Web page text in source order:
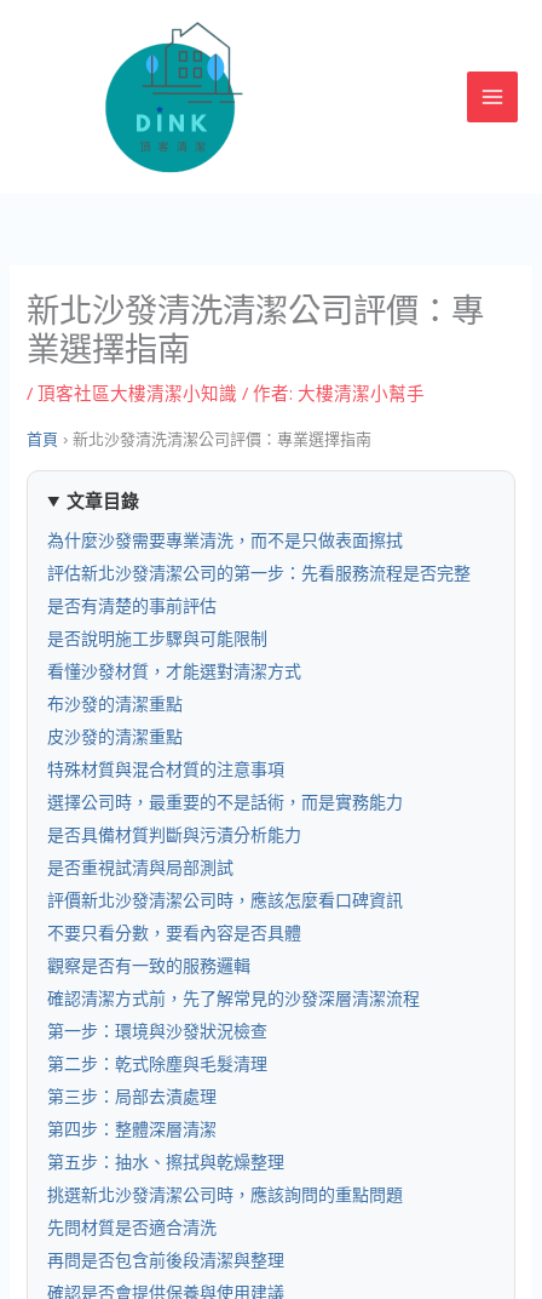
新北沙發清洗清潔公司評價：專
業選擇指南
/頂客社區大樓清潔小知識 / 作者: 大樓清潔小幫手
首頁 ›新北沙發清洗清潔公司評價：專業選擇指南
文章目錄
為什麼沙發需要專業清洗，而不是只做表面擦拭
評估新北沙發清潔公司的第一步：先看服務流程是否完整
是否有清楚的事前評估
是否說明施工步驟與可能限制
看懂沙發材質，才能選對清潔方式
布沙發的清潔重點
皮沙發的清潔重點
特殊材質與混合材質的注意事項
選擇公司時，最重要的不是話術，而是實務能力
是否具備材質判斷與污漬分析能力
是否重視試清與局部測試
評價新北沙發清潔公司時，應該怎麼看口碑資訊
不要只看分數，要看內容是否具體
觀察是否有一致的服務邏輯
確認清潔方式前，先了解常見的沙發深層清潔流程
第一步：環境與沙發狀況檢查
第二步：乾式除塵與毛髮清理
第三步：局部去漬處理
第四步：整體深層清潔
第五步：抽水、擦拭與乾燥整理
挑選新北沙發清潔公司時，應該詢問的重點問題
先問材質是否適合清洗
再問是否包含前後段清潔與整理
確認是否會提供保養與使用建議